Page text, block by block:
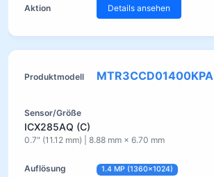
Details ansehen
MTR3CCD01400KPA
ICX285AQ (C)
0.7" (11.12 mm) | 8.88 mm × 6.70 mm
1.4 MP (1360×1024)